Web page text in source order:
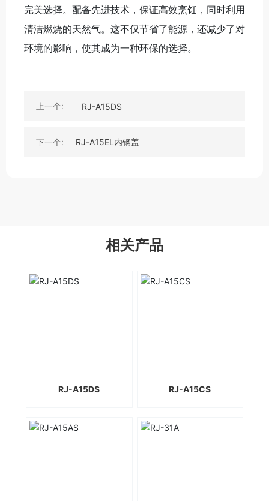
完美选择。配备先进技术，保证高效烹饪，同时利用
清洁燃烧的天然气。这不仅节省了能源，还减少了对
环境的影响，使其成为一种环保的选择。
上一个: RJ-A15DS
下一个: RJ-A15EL内钢盖
相关产品
RJ-A15DS RJ-A15CS